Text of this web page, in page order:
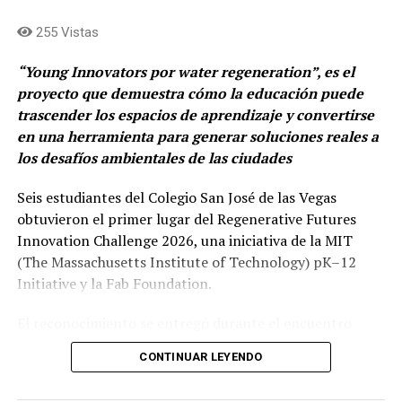
transformación social”,
En el último año, más de 23 mil personas han sido
beneficiarias de esta iniciativa, de las cuales el 71 %
logró acceder a oportunidades educativas y laborales
que antes estaban limitadas por la falta de conectividad.
ciudades y municipios como Tunja, Villa de Leyva,
Bogotá, El Paujil (Caquetá), Soacha, Montería,
Barranquilla, Cartagena, Santa Marta, Facatativá,
Barichara, Sopó y Cali, donde hoy operan las Salas de
Tecnología.
nuestro compromiso con la inclusión digital y con el
desarrollo de capacidades en las comunidades. Estos
255 Vistas
“Young Innovators por water regeneration”, es el
proyecto que demuestra cómo la educación puede
trascender los espacios de aprendizaje y convertirse
en una herramienta para generar soluciones reales a
los desafíos ambientales de las ciudades
Seis estudiantes del Colegio San José de las Vegas
obtuvieron el primer lugar del Regenerative Futures
Innovation Challenge 2026, una iniciativa de la MIT
(The Massachusetts Institute of Technology) pK–12
Initiative y la Fab Foundation.
«FAB26-Boston», considerado como uno de los eventos
mundiales más importantes sobre fabricación digital,
CONTINUAR LEYENDO